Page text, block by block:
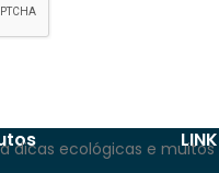
dicas ecológicas e